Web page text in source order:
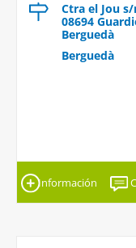
Ctra el Jou
08694
Berguedà
Berguedà
Información